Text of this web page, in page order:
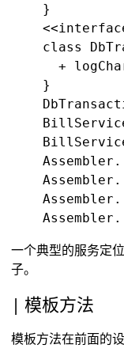
    }
class
+
    }
DbTransactionLogger..|>
一个典型的服务定
子。
模板方法
模板方法在前面的